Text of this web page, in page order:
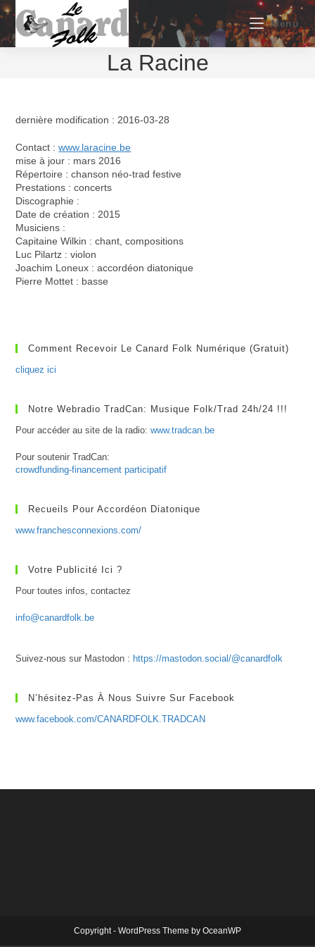
Skip
to
content
Menu
La Racine
dernière modification : 2016-03-28
Contact :www.laracine.be
mise à jour : mars 2016
Répertoire : chanson néo-trad festive
Prestations : concerts
Discographie :
Date de création : 2015
Musiciens :
Capitaine Wilkin : chant, compositions
Luc Pilartz : violon
Joachim Loneux : accordéon diatonique
Pierre Mottet : basse
Comment Recevoir Le Canard Folk Numérique (gratuit)
cliquez ici
Notre Webradio TradCan: Musique Folk/Trad 24h/24 !!!
Pour accéder au site de la radio:www.tradcan.be
Pour soutenir TradCan:
crowdfunding-financement participatif
Recueils Pour Accordéon Diatonique
www.franchesconnexions.com/
Votre Publicité Ici ?
Pour toutes infos, contactez
info@canardfolk.be
Suivez-nous sur Mastodon : https://mastodon.social/@canardfolk
N’hésitez-Pas À Nous Suivre Sur Facebook
www.facebook.com/CANARDFOLK.TRADCAN
Copyright - WordPress Theme by OceanWP